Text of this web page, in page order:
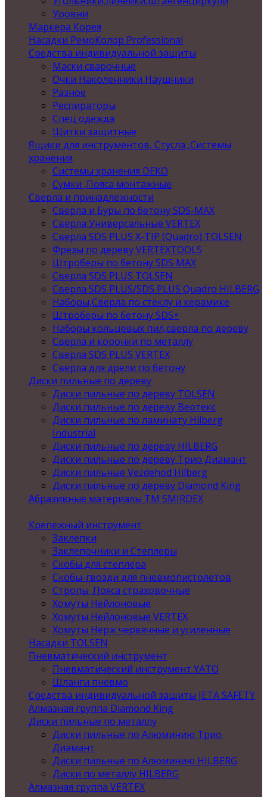
Уровни
Маркера Корея
Насадки РемоКолор Professional
Средства индивидуальной защиты
Маски сварочные
Очки Наколенники Наушники
Разное
Респираторы
Спец одежда
Щитки защитные
Ящики для инструментов, Стусла ,Системы
хранения
Системы хранения DEKO
Сумки ,Пояса монтажные
Сверла и принадлежности
Сверла и Буры по бетону SDS-MAX
Сверла Универсальные VERTEX
Сверла SDS PLUS X-TIP (Quadro) TOLSEN
Фрезы по дереву VERTEXTOOLS
Штроберы по бетону SDS MAX
Сверла SDS PLUS TOLSEN
Сверла SDS PLUS/SDS PLUS Quadro HILBERG
Наборы,Сверла по стеклу и керамике
Штроберы по бетону SDS+
Наборы кольцевых пил,сверла по дереву
Сверла и коронки по металлу
Сверла SDS PLUS VERTEX
Сверла для дрели по бетону
Диски пильные по дереву
Диски пильные по дереву TOLSEN
Диски пильные по дереву Вертекс
Диски пильные по ламинату Hilberg
Industrial
Диски пильные по дереву HILBERG
Диски пильные по дереву Трио Диамант
Диски пильные Vezdehod Hilberg
Диски пильные по дереву Diamond King
Абразивные материалы ТМ SMIRDEX
Крепежный инструмент
Заклепки
Заклепочники и Степлеры
Скобы для степлера
Скобы-гвозди для пневмопистолетов
Стропы .Пояса страховочные
Хомуты Нейлоновые
Хомуты Нейлоновые VERTEX
Хомуты Нерж червячные и усиленные
Насадки TOLSEN
Пневматический инструмент
Пневматический инструмент YATO
Шланги пневмо
Средства индивидуальной защиты JETA SAFETY
Алмазная группа Diamond King
Диски пильные по металлу
Диски пильные по Алюминию Трио
Диамант
Диски пильные по Алюминию HILBERG
Диски по металлу HILBERG
Алмазная группа VERTEX